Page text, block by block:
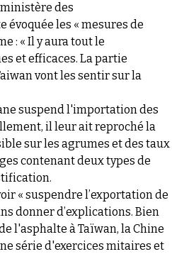
des
évoquée les « mesures de
: « Il y aura tout le
et efficaces. La partie
vont les sentir sur la
suspend l'importation des
il leur ait reproché la
sur les agrumes et des taux
contenant deux types de
« suspendre l’exportation de
donner d’explications. Bien
l'asphalte à Taïwan, la Chine
série d'exercices mitaires et